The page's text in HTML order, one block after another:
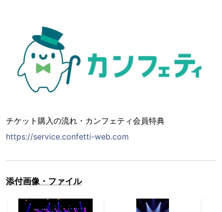
チケット購入の流れ・カンフェティ会員特典
https://service.confetti-web.com
添付画像・ファイル